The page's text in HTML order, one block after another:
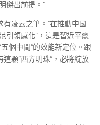
傑出前提。”
凌云之筆。“在推動中國
引領感化”，這是習近平總
個中間”的效能新定位。跟
這顆“西方明珠”，必將綻放